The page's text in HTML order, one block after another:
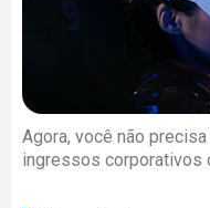
Agora, você não
ingressos corporativos